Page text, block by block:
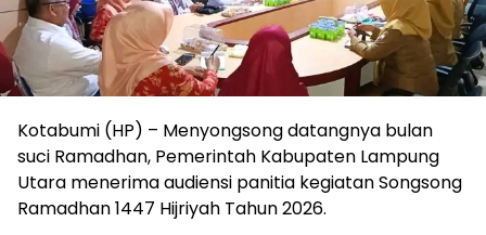
Kotabumi (HP) – Menyongsong datangnya bulan
suci Ramadhan, Pemerintah Kabupaten Lampung
Utara menerima audiensi panitia kegiatan Songsong
Ramadhan 1447 Hijriyah Tahun 2026.